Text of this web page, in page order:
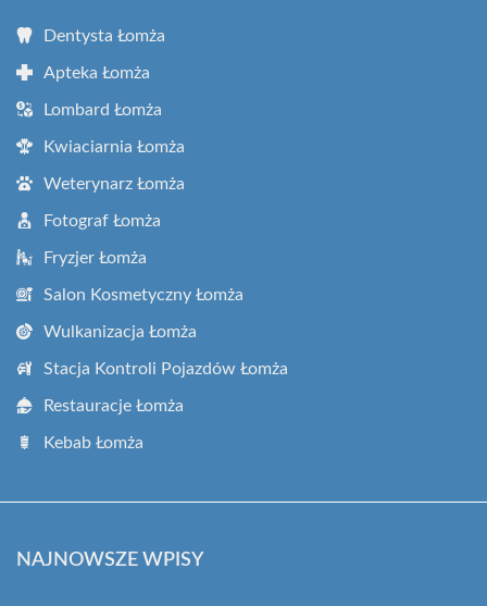
Dentysta Łomża
Apteka Łomża
Lombard Łomża
Kwiaciarnia Łomża
Weterynarz Łomża
Fotograf Łomża
Fryzjer Łomża
Salon Kosmetyczny Łomża
Wulkanizacja Łomża
Stacja Kontroli Pojazdów Łomża
Restauracje Łomża
Kebab Łomża
NAJNOWSZE WPISY